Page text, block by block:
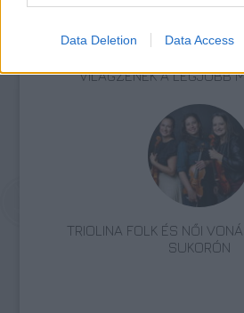
Data Deletion Data Access
VILÁGZENÉK A LEGJOBB
TRIOLINA FOLK ÉS NŐI
SUKORÓN